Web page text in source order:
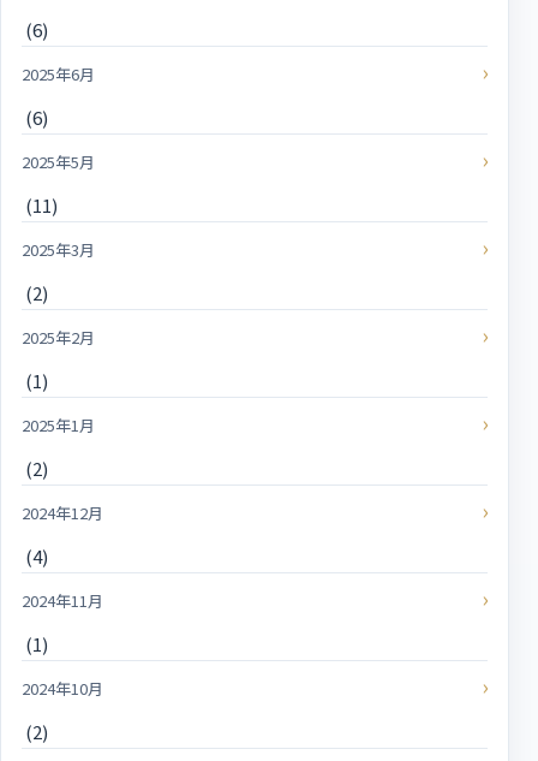
(6)
2025年6月
(6)
2025年5月
(11)
2025年3月
(2)
2025年2月
(1)
2025年1月
(2)
2024年12月
(4)
2024年11月
(1)
2024年10月
(2)